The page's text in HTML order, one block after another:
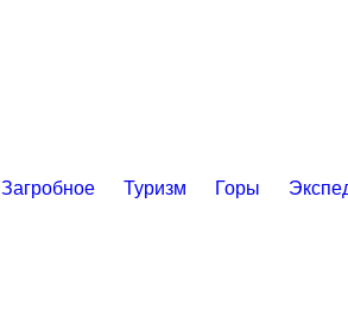
Загробное Туризм Горы